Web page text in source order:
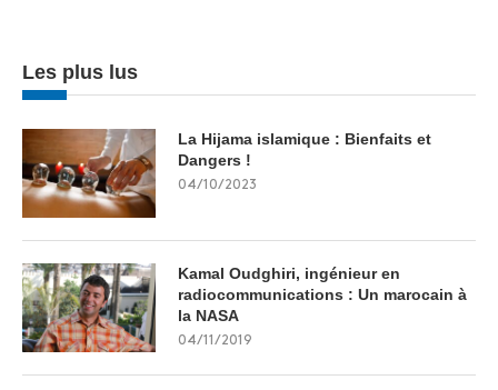
Les plus lus
La Hijama islamique : Bienfaits et
Dangers !
04/10/2023
Kamal Oudghiri, ingénieur en
radiocommunications : Un marocain à
la NASA
04/11/2019